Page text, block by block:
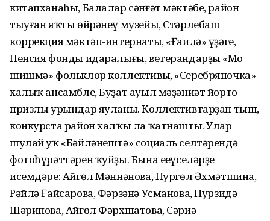
китапханаһы, Балалар сәнғәт мәктәбе, район
тыуған яҡты өйрәнеү музейы, Стәрлебаш
коррекция мәктәп-интернаты, «Ғаилә» үҙәге,
Пенсия фонды идаралығы, ветерандарҙың «Моң
шишмә» фольклор коллективы, «Серебряночка»
халыҡ ансамбле, Буҙат ауыл мәҙәниәт йорто
призлы урындар яуланы. Коллективтарҙан тыш,
конкурста район халҡы ла ҡатнашты. Улар
шулай уҡ «Бәйләнештә» социаль селтәрендә
фотоһүрәттәрен ҡуйҙы. Бына еңеүселәрҙең
исемдәре: Айгөл Мәннәнова, Нургөл Әхмәтшина,
Рәйлә Ғайсарова, Фәрзәнә Усманова, Нурзидә
Шәрипова, Айгөл Фәрхшатова, Сәриә